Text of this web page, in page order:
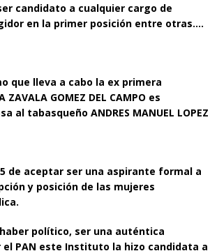
candidato a cualquier cargo de
en la primer posición entre otras….
que lleva a cabo la ex primera
GOMEZ DEL CAMPO es
tabasqueño ANDRES MANUEL LOPEZ
de aceptar ser una aspirante formal a
y posición de las mujeres
haber político, ser una auténtica
PAN este Instituto la hizo candidata a